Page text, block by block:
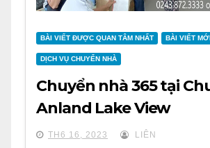
BÀI VIẾT ĐƯỢC QUAN TÂM NHẤT BÀI VIẾT
DỊCH VỤ CHUYỂN NHÀ
Chuyển nhà 365 tại
Anland Lake View
TH6 16, 2023 LIÊN